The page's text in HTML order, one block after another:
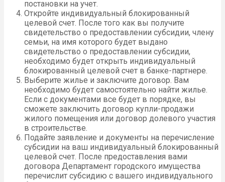
постановки на учет.
Откройте индивидуальный блокированный
целевой счет. После того как вы получите
свидетельство о предоставлении субсидии, члену
семьи, на имя которого будет выдано
свидетельство о предоставлении субсидии,
необходимо будет открыть индивидуальный
блокированный целевой счет в банке-партнере.
Выберите жилье и заключите договор. Вам
необходимо будет самостоятельно найти жилье.
Если с документами все будет в порядке, вы
сможете заключить договор купли-продажи
жилого помещения или договор долевого участия
в строительстве.
Подайте заявление и документы на перечисление
субсидии на ваш индивидуальный блокированный
целевой счет. После предоставления вами
договора Департамент городского имущества
перечислит субсидию с вашего индивидуального